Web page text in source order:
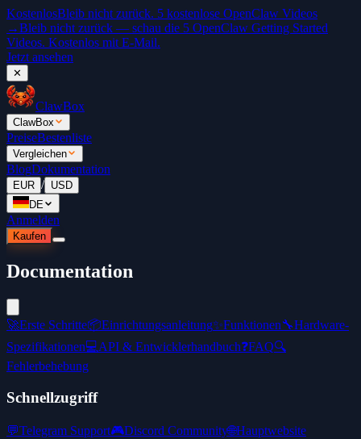
KostenlosBleib nicht zurück. 5 kostenlose OpenClaw Videos
→Bleib nicht zurück — schau die 5 OpenClaw Getting Started
Videos. Kostenlos mit E-Mail.
Jetzt ansehen
✕
ClawBox
ClawBox
PreiseBestenliste
Vergleichen
BlogDokumentation
EUR / USD
DE
Anmelden
Kaufen
Documentation
🚀Erste Schritte📦Einrichtungsanleitung✨Funktionen🔧Hardware-
Spezifikationen💻API & Entwicklerhandbuch❓FAQ🔍
Fehlerbehebung
Schnellzugriff
💬Telegram Support🎮Discord Community🌐Hauptwebsite